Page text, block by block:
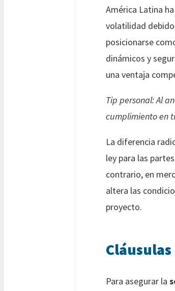
América Latina
volatilidad
posicionarse
dinámicos y
una ventaja
Tip personal: Al
cumplimiento en
La diferencia
ley para las
contrario, en
altera las
proyecto.
Para asegurar la